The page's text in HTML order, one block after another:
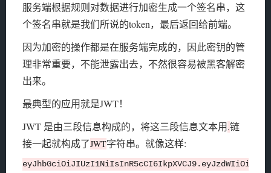
服务端根据规则对数据进行加密生成一个签名串，这
个签名串就是我们所说的token，最后返回给前端。
因为加密的操作都是在服务端完成的，因此密钥的管
理非常重要，不能泄露出去，不然很容易被黑客解密
出来。
最典型的应用就是JWT！
JWT 是由三段信息构成的，将这三段信息文本用.链
接一起就构成了JWT字符串。就像这样: